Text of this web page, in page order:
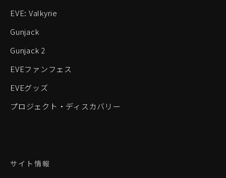
EVE: Valkyrie
Gunjack
Gunjack 2
EVEファンフェス
EVEグッズ
プロジェクト・ディスカバリー
サイト情報